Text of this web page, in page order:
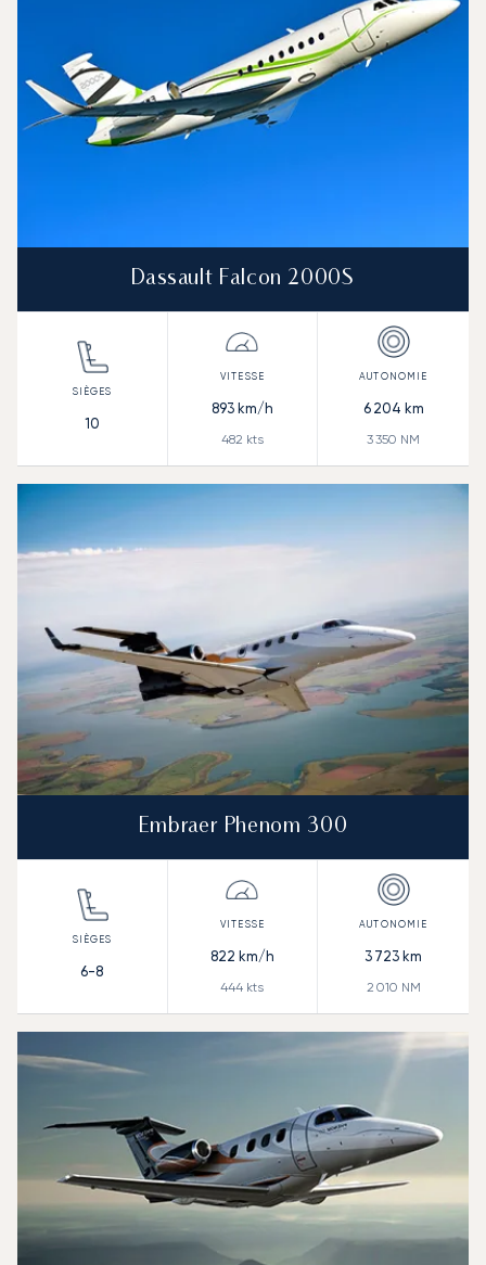
Dassault Falcon 2000S
10
893km/h
482 kts
6 204 km
3 350 NM
Embraer Phenom 300
6-8
822 km/h
444 kts
3 723 km
2 010 NM